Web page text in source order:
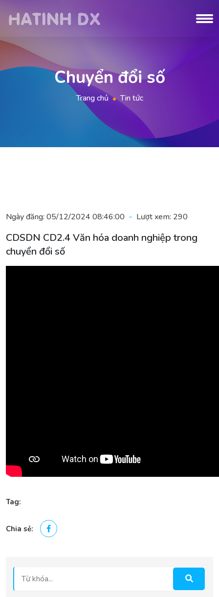
Chuyển đổi số
Trang chủ Tin tức
Ngày đăng: 05/12/2024 08:46:00 Lượt xem: 290
CDSDN CD2.4 Văn hóa doanh nghiệp trong
chuyển đổi số
Tag:
Chia sẻ: